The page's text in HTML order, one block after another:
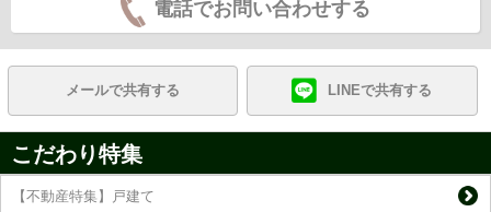
電話でお問い合わせする
メールで共有する LINEで共有する
こだわり特集
【不動産特集】戸建て